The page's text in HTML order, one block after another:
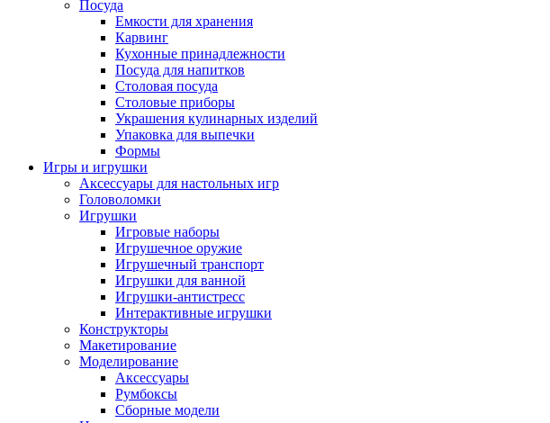
Посуда
Емкости для хранения
Карвинг
Кухонные принадлежности
Посуда для напитков
Столовая посуда
Столовые приборы
Украшения кулинарных изделий
Упаковка для выпечки
Формы
Игры и игрушки
Аксессуары для настольных игр
Головоломки
Игрушки
Игровые наборы
Игрушечное оружие
Игрушечный транспорт
Игрушки для ванной
Игрушки-антистресс
Интерактивные игрушки
Конструкторы
Макетирование
Моделирование
Аксессуары
Румбоксы
Сборные модели